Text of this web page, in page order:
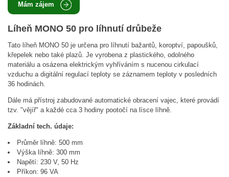
Mám zájem
Líheň MONO 50 pro líhnutí drůbeže
Tato líheň MONO 50 je určena pro líhnutí bažantů, koroptví, papoušků,
křepelek nebo také plazů. Je vyrobena z plastického, odolného
materiálu a osázena elektrickým vyhříváním s nucenou cirkulací
vzduchu a digitální regulací teploty se záznamem teploty v posledních
36 hodinách.
Dále má přístroj zabudované automatické obracení vajec, které provádí
tzv. "vějíř" a každé cca 3 hodiny pootočí na lísce líhně.
Základní tech. údaje:
Průměr líhně: 500 mm
Výška líhně: 300 mm
Napětí: 230 V, 50 Hz
Příkon: 96 VA